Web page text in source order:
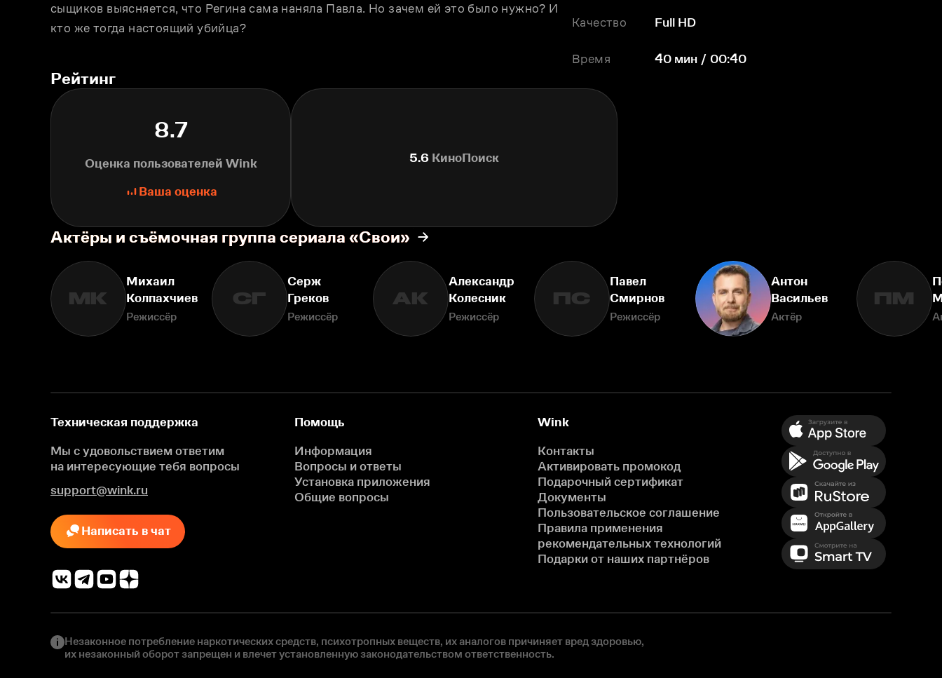
сыщиков выясняется, что Регина сама наняла Павла. Но зачем ей это было нужно? И
кто же тогда настоящий убийца?
Качество Full HD
Время 40 мин / 00:40
Рейтинг
8.7
Оценка пользователей Wink
Ваша оценка
5.6КиноПоиск
Актёры и съёмочная группа сериала «Свои»
МК
Михаил
Колпахчиев
Режиссёр
СГ
Серж
Греков
Режиссёр
АК
Александр
Колесник
Режиссёр
ПС
Павел
Смирнов
Режиссёр
Антон
Васильев
Актёр
ПМ
Техническая поддержка
Мы с удовольствием ответим
на интересующие тебя вопросы
support@wink.ru
Написать в чат
Помощь
Информация
Вопросы и ответы
Установка приложения
Общие вопросы
Wink
Контакты
Активировать промокод
Подарочный сертификат
Документы
Пользовательское соглашение
Правила применения
рекомендательных технологий
Подарки от наших партнёров
Незаконное потребление наркотических средств, психотропных веществ, их аналогов причиняет вред здоровью,
их незаконный оборот запрещен и влечет установленную законодательством ответственность.